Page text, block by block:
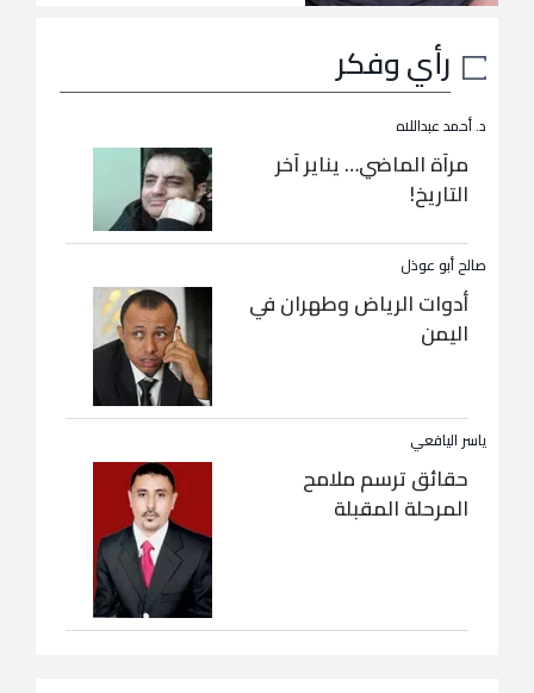
رأي وفكر
د. أحمد عبداللاه
مرآة الماضي… يناير آخر
التاريخ!
صالح أبو عوذل
أدوات الرياض وطهران في
اليمن
ياسر اليافعي
حقائق ترسم ملامح
المرحلة المقبلة